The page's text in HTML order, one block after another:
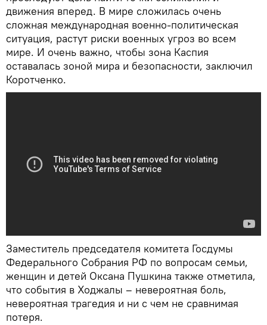
движения вперед. В мире сложилась очень
сложная международная военно-политическая
ситуация, растут риски военных угроз во всем
мире. И очень важно, чтобы зона Каспия
оставалась зоной мира и безопасности, заключил
Коротченко.
Заместитель председателя комитета Госдумы
Федерального Собрания РФ по вопросам семьи,
женщин и детей Оксана Пушкина также отметила,
что события в Ходжалы – невероятная боль,
невероятная трагедия и ни с чем не сравнимая
потеря.